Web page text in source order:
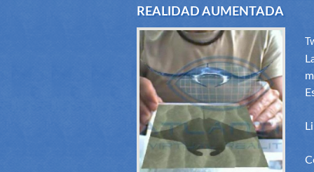
REALIDAD AUMENTADA